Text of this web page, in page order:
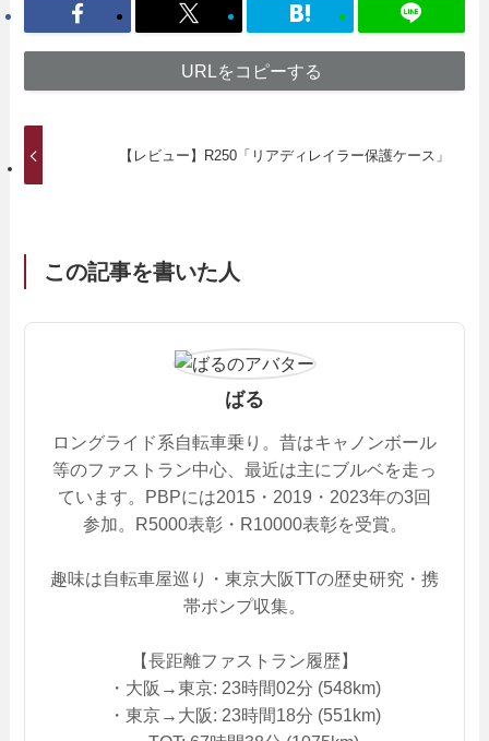
URLをコピーする
【レビュー】R250「リアディレイラー保護ケース」
この記事を書いた人
ばる
ロングライド系自転車乗り。昔はキャノンボール
等のファストラン中心、最近は主にブルベを走っ
ています。PBPには2015・2019・2023年の3回
参加。R5000表彰・R10000表彰を受賞。
趣味は自転車屋巡り・東京大阪TTの歴史研究・携
帯ポンプ収集。
【長距離ファストラン履歴】
・大阪→東京: 23時間02分 (548km)
・東京→大阪: 23時間18分 (551km)